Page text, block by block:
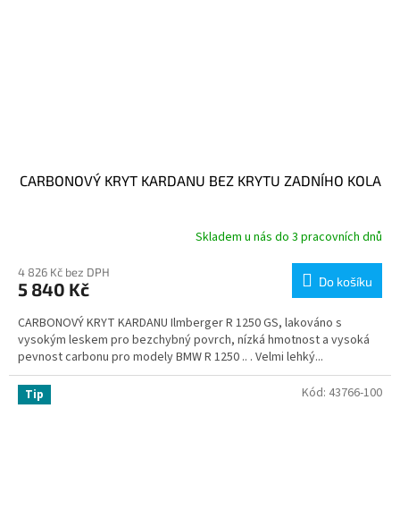
CARBONOVÝ KRYT KARDANU BEZ KRYTU ZADNÍHO KOLA
Skladem u nás do 3 pracovních dnů
4 826 Kč bez DPH
5 840 Kč Do košíku
CARBONOVÝ KRYT KARDANU Ilmberger R 1250 GS, lakováno s
vysokým leskem pro bezchybný povrch, nízká hmotnost a vysoká
pevnost carbonu pro modely BMW R 1250 .. . Velmi lehký...
Tip Kód: 43766-100